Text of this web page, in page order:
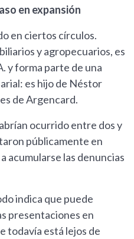
en expansión
en ciertos círculos.
y agropecuarios, es
y forma parte de una
es hijo de Néstor
de Argencard.
ocurrido entre dos y
públicamente en
acumularse las denuncias
indica que puede
presentaciones en
todavía está lejos de